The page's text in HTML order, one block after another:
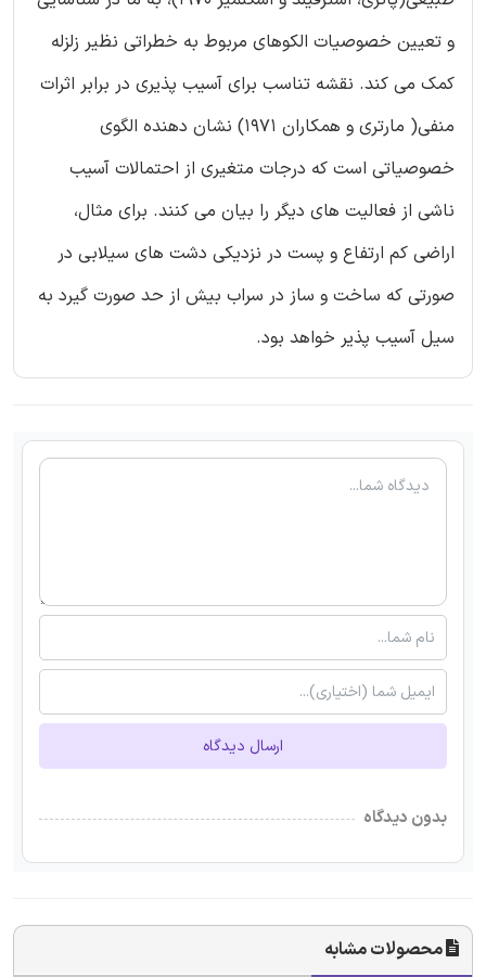
و تعیین خصوصیات الکوهای مربوط به خطراتی نظیر زلزله
کمک می کند. نقشه تناسب برای آسیب پذیری در برابر اثرات
منفی( مارتری و همکاران 1971) نشان دهنده الگوی
خصوصیاتی است که درجات متغیری از احتمالات آسیب
ناشی از فعالیت های دیگر را بیان می کنند. برای مثال،
اراضی کم ارتفاع و پست در نزدیکی دشت های سیلابی در
صورتی که ساخت و ساز در سراب بیش از حد صورت گیرد به
سیل آسیب پذیر خواهد بود.
ارسال دیدگاه
بدون دیدگاه
محصولات مشابه